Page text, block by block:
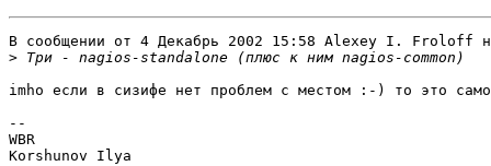
В сообщении от 4 Декабрь 2002 15:58 Alexey I. Froloff
>
imho если в сизифе нет проблем с местом :-) то это
--
WBR
Korshunov Ilya